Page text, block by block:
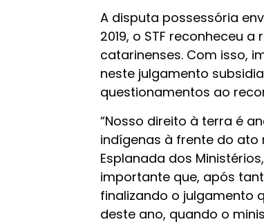
A disputa possessória
2019, o STF reconheceu
catarinenses. Com isso,
neste julgamento
questionamentos ao
“Nosso direito à terra é
indígenas à frente do
Esplanada dos
importante que, após
finalizando o julgamento
deste ano, quando o